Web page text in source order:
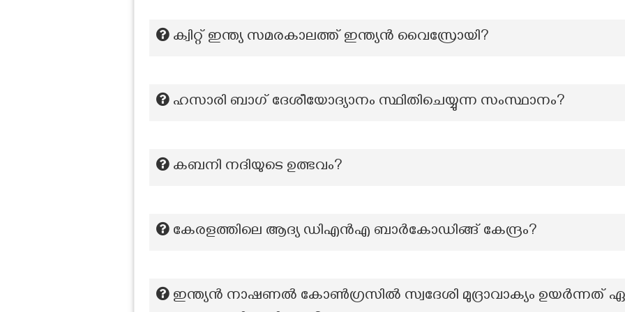
ക്വിറ്റ് ഇന്ത്യ സമരകാലത്ത് ഇന്ത്യൻ വൈസ്രോയി?
ഹസാരി ബാഗ് ദേശീയോദ്യാനം സ്ഥിതിചെയ്യുന്ന സംസ്ഥാനം?
കബനി നദിയുടെ ഉത്ഭവം?
കേരളത്തിലെ ആദ്യ ഡിഎൻഎ ബാർകോഡിങ്ങ് കേന്ദ്രം?
ഇന്ത്യൻ നാഷണൽ കോൺഗ്രസിൽ സ്വദേശി മുദ്രാവാക്യം ഉയർന്നത്